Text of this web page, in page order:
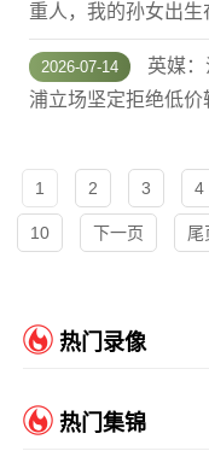
重人，我的孙女出生
2026-07-14
英媒
浦立场坚定拒绝低价
1 2 3 4
10 下一页 尾
热门录像
热门集锦